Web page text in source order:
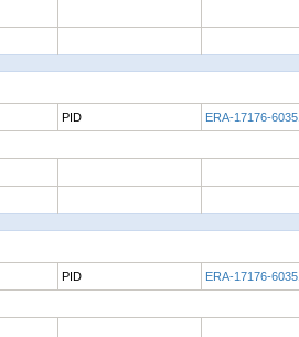
PID ERA-17176-
PID ERA-17176-